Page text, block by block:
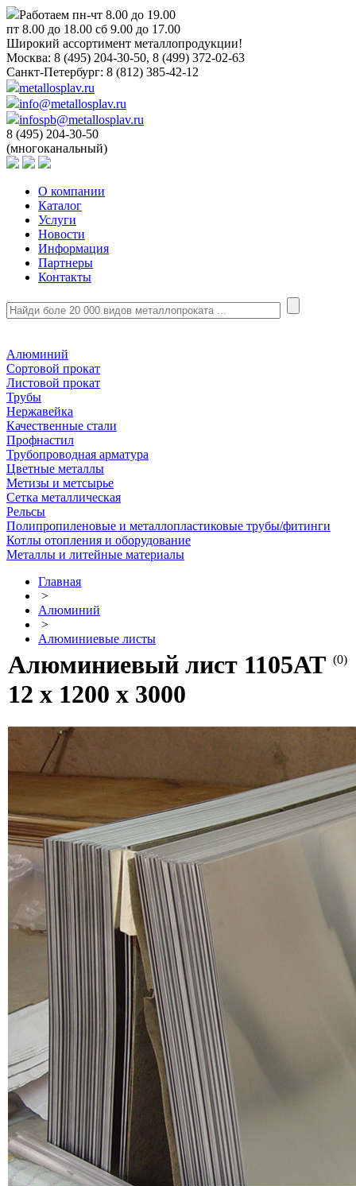
Работаем пн-чт 8.00 до 19.00
пт 8.00 до 18.00 сб 9.00 до 17.00
Широкий ассортимент металлопродукции!
Москва: 8 (495) 204-30-50, 8 (499) 372-02-63
Санкт-Петербург: 8 (812) 385-42-12
metallosplav.ru
info@metallosplav.ru
infospb@metallosplav.ru
8 (495) 204-30-50
(многоканальный)
О компании
Каталог
Услуги
Новости
Информация
Партнеры
Контакты
Алюминий
Сортовой прокат
Листовой прокат
Трубы
Нержавейка
Качественные стали
Профнастил
Трубопроводная арматура
Цветные металлы
Метизы и метсырье
Сетка металлическая
Рельсы
Полипропиленовые и металлопластиковые трубы/фитинги
Котлы отопления и оборудование
Металлы и литейные материалы
Главная
>
Алюминий
>
Алюминиевые листы
(0)
Алюминиевый лист 1105АТ
12 х 1200 х 3000